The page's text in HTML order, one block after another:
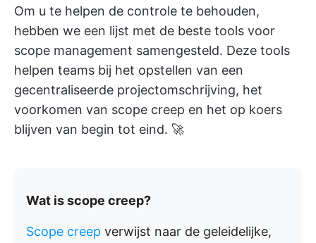
Om u te helpen de controle te behouden,
hebben we een lijst met de beste tools voor
scope management samengesteld. Deze tools
helpen teams bij het opstellen van een
gecentraliseerde projectomschrijving, het
voorkomen van scope creep en het op koers
blijven van begin tot eind. 🚀
Wat is scope creep?
Scope creep verwijst naar de geleidelijke,